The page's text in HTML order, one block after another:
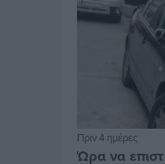
Πριν 4 ημέρες
Ώρα να